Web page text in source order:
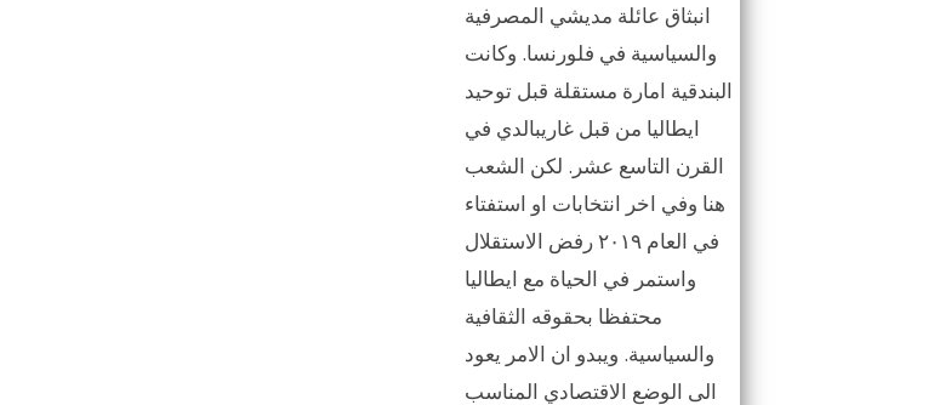
انبثاق عائلة مديشي المصرفية
والسياسية في فلورنسا. وكانت
البندقية امارة مستقلة قبل توحيد
ايطاليا من قبل غاريبالدي في
القرن التاسع عشر. لكن الشعب
هنا وفي اخر انتخابات او استفتاء
في العام ٢٠١٩ رفض الاستقلال
واستمر في الحياة مع ايطاليا
محتفظا بحقوقه الثقافية
والسياسية. ويبدو ان الامر يعود
الى الوضع الاقتصادي المناسب